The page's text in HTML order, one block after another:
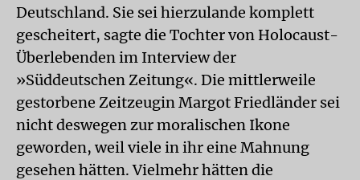
Deutschland. Sie sei hierzulande komplett
gescheitert, sagte die Tochter von Holocaust-
Überlebenden im Interview der
»Süddeutschen Zeitung«. Die mittlerweile
gestorbene Zeitzeugin Margot Friedländer sei
nicht deswegen zur moralischen Ikone
geworden, weil viele in ihr eine Mahnung
gesehen hätten. Vielmehr hätten die